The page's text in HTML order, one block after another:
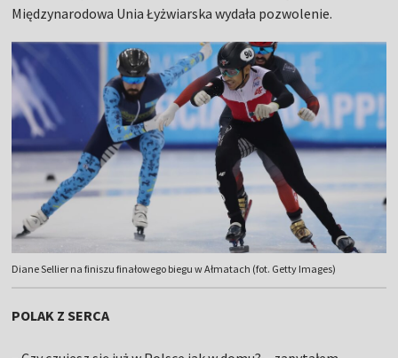
Międzynarodowa Unia Łyżwiarska wydała pozwolenie.
Diane Sellier na finiszu finałowego biegu w Ałmatach (fot. Getty Images)
POLAK Z SERCA